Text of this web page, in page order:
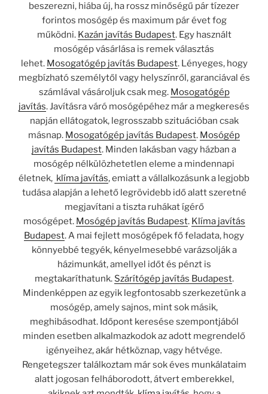
beszerezni, hiába új, ha rossz minőségű pár tízezer
forintos mosógép és maximum pár évet fog
működni. Kazán javítás Budapest. Egy használt
mosógép vásárlása is remek választás
lehet. Mosogatógép javítás Budapest. Lényeges, hogy
megbízható személytől vagy helyszínről, garanciával és
számlával vásároljuk csak meg. Mosogatógép
javítás. Javításra váró mosógépéhez már a megkeresés
napján ellátogatok, legrosszabb szituációban csak
másnap. Mosogatógép javítás Budapest. Mosógép
javítás Budapest. Minden lakásban vagy házban a
mosógép nélkülözhetetlen eleme a mindennapi
életnek, klíma javítás, emiatt a vállalkozásunk a legjobb
tudása alapján a lehető legrövidebb idő alatt szeretné
megjavítani a tiszta ruhákat ígérő
mosógépet. Mosógép javítás Budapest. Klíma javítás
Budapest. A mai fejlett mosógépek fő feladata, hogy
könnyebbé tegyék, kényelmesebbé varázsolják a
házimunkát, amellyel időt és pénzt is
megtakaríthatunk. Szárítógép javítás Budapest.
Mindenképpen az egyik legfontosabb szerkezetünk a
mosógép, amely sajnos, mint sok másik,
meghibásodhat. Időpont keresése szempontjából
minden esetben alkalmazkodok az adott megrendelő
igényeihez, akár hétköznap, vagy hétvége.
Rengetegszer találkoztam már sok éves munkálataim
alatt jogosan felháborodott, átvert emberekkel,